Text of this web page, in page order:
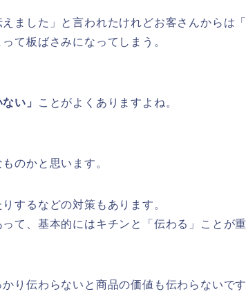
ました」と言われたけれどお客さんからは
て板ばさみになってしまう。
い」 ことがよくありますよね。
のかと思います。
するなどの対策もあります。
て、基本的にはキチンと「伝わる」ことが
り伝わらないと商品の価値も伝わらないです